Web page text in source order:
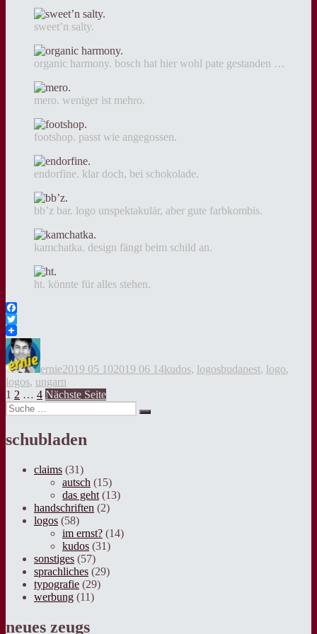
sweet’n salty.
organic harmony. bosch hat hier wohl pate gestanden …
mero. weniger ist mehro.
footshop. passt wie angegossen.
endorfine. klar doch, bei schokolade.
bb’z bar. logo unspektakulär, aber gute farbkombis.
kamchatka. design fängt beim schild an.
ht. könnte für alles stehen.
Facebook
Twitter
ernie2019 05 102019 06 14kudos, logosbudapest, logo,
logos, ungarn
Seitennummerierung
der
Beiträge
Seite
1 Seite
2 … Seite
4 Nächste Seite
Suche
nach:
Suche
schubladen
claims (31)
autsch (15)
das geht (13)
handschriften (2)
logos (58)
im ernst? (14)
kudos (31)
sonstiges (57)
sprachliches (29)
typografie (29)
werbung (11)
neues zeugs